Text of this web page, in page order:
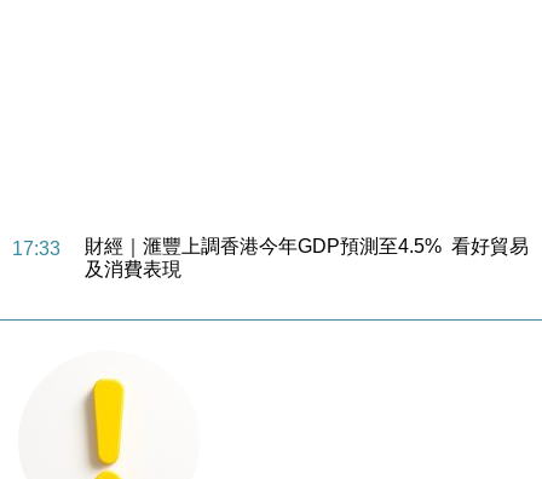
16:47
本地｜假冒內地執法人員要求交「保證金」 43歲女子
損失近6900萬元
粦接任
財經｜韓股反覆波動收跌 連挫7周創逾3年最長跌勢